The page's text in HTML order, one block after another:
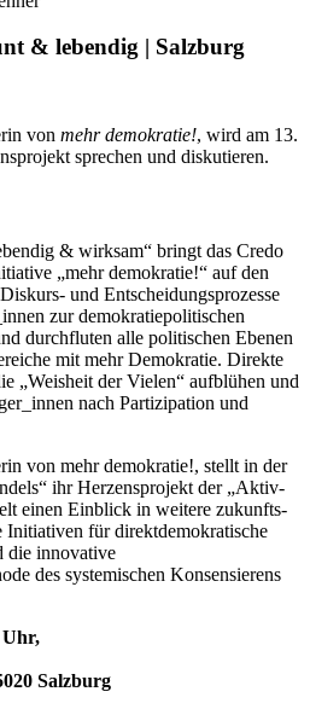
& lebendig | Salzburg
von mehr demokratie!, wird am 13.
sprechen und diskutieren.
& wirksam“ bringt das Credo
„mehr demokratie!“ auf den
und Entscheidungsprozesse
zur demokratiepolitischen
durchfluten alle politischen Ebenen
mit mehr Demokratie. Direkte
„Weisheit der Vielen“ aufblühen und
nach Partizipation und
von mehr demokratie!, stellt in der
ihr Herzensprojekt der „Aktiv-
einen Einblick in weitere zukunfts-
Initiativen für direktdemokratische
die innovative
des systemischen Konsensierens
Uhr,
Salzburg